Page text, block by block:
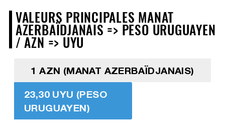
VALEURS PRINCIPALES MANAT
AZERBAÏDJANAIS => PESO URUGUAYEN
/ AZN => UYU
1 AZN (MANAT AZERBAÏDJANAIS)
23,30 UYU (PESO
URUGUAYEN)